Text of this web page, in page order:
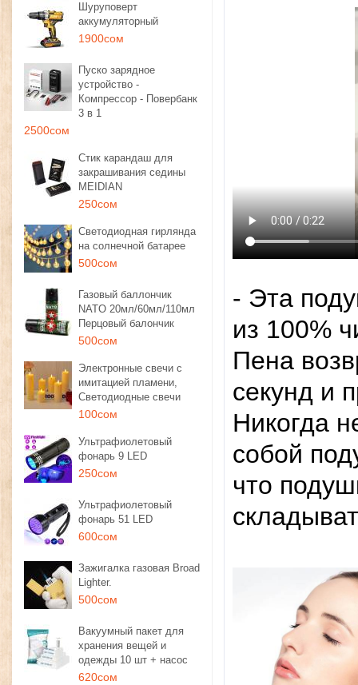
Шуруповерт
аккумуляторный
1900сом
Пуско зарядное
устройство -
Компрессор - Повербанк
3 в 1
2500сом
Стик карандаш для
закрашивания седины
MEIDIAN
250сом
Светодиодная гирлянда
на солнечной батарее
500сом
Газовый баллончик
NATO 20мл/60мл/110мл
Перцовый балончик
500сом
Электронные свечи с
имитацией пламени,
Светодиодные свечи
100сом
Ультрафиолетовый
фонарь 9 LED
250сом
Ультрафиолетовый
фонарь 51 LED
600сом
Зажигалка газовая Broad
Lighter.
500сом
Вакуумный пакет для
хранения вещей и
одежды 10 шт + насос
620сом
- Эта
из 100%
Пена
секунд и
Никогда
собой
что